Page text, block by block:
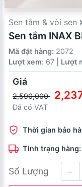
Sen tắm & vòi sen
Sen tắm INAX
Mã đặt hàng: 2072
Lượt xem: 67 | Lượt
Giá
2,590,000
Đã có VAT
Thời gian bảo
Tình trạng hàng:
Số Lượng −